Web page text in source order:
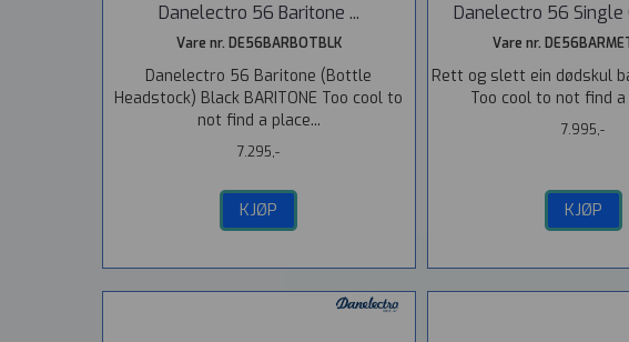
Danelectro 56 Baritone ...
Vare nr. DE56BARBOTBLK
Danelectro 56 Baritone (Bottle
Headstock) Black BARITONE Too cool to
not find a place...
7.295,-
KJØP
Danelectro 56 Single
Vare nr.
Rett og slett ein dødskul
Too cool to not find a
7.995,-
KJØP